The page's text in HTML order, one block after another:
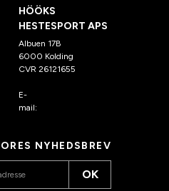
HÖÖKS
HESTESPORT APS
Albuen 17B
6000 Kolding
CVR 26121655
E-
mail:
NYHEDSBREV
OK